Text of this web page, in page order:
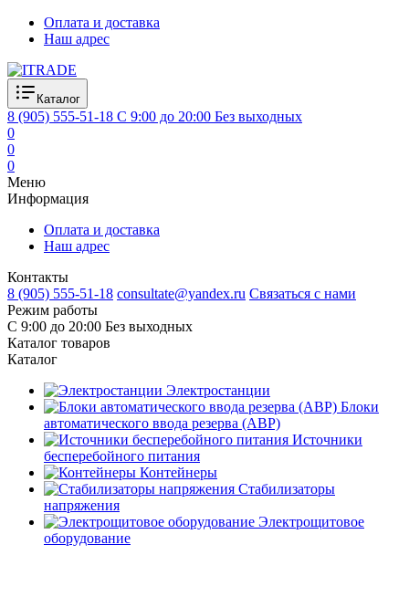
Оплата и доставка
Наш адрес
Каталог
8 (905) 555-51-18 C 9:00 до 20:00 Без выходных
0
0
0
Меню
Информация
Оплата и доставка
Наш адрес
Контакты
8 (905) 555-51-18 consultate@yandex.ru Связаться с нами
Режим работы
C 9:00 до 20:00 Без выходных
Каталог товаров
Каталог
Электростанции
Блоки
автоматического ввода резерва (АВР)
Источники
бесперебойного питания
Контейнеры
Стабилизаторы
напряжения
Электрощитовое
оборудование